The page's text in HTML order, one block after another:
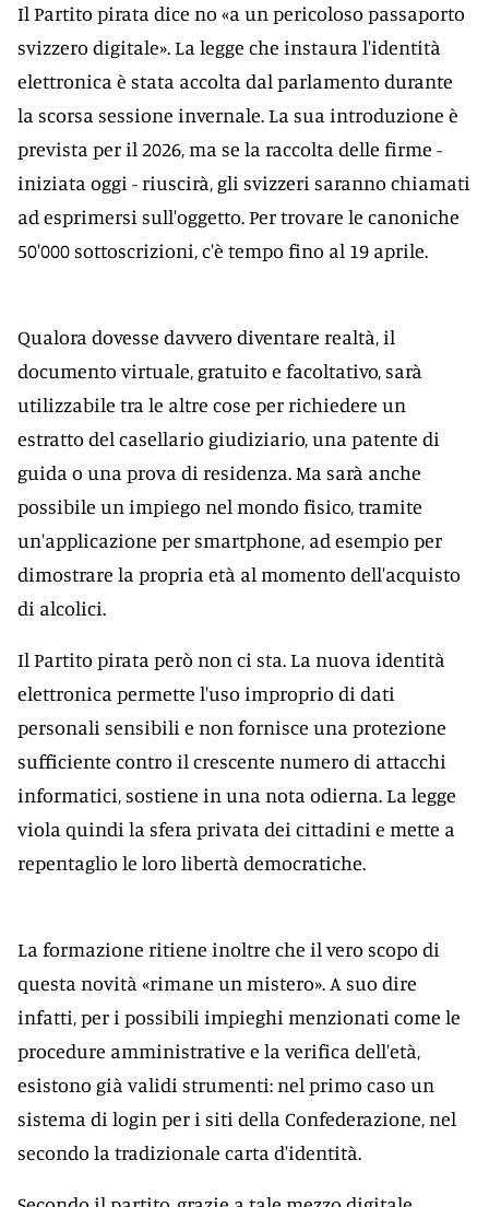
Il Partito pirata dice no «a un pericoloso passaporto
svizzero digitale». La legge che instaura l'identità
elettronica è stata accolta dal parlamento durante
la scorsa sessione invernale. La sua introduzione è
prevista per il 2026, ma se la raccolta delle firme -
iniziata oggi - riuscirà, gli svizzeri saranno chiamati
ad esprimersi sull'oggetto. Per trovare le canoniche
50'000 sottoscrizioni, c'è tempo fino al 19 aprile.
Qualora dovesse davvero diventare realtà, il
documento virtuale, gratuito e facoltativo, sarà
utilizzabile tra le altre cose per richiedere un
estratto del casellario giudiziario, una patente di
guida o una prova di residenza. Ma sarà anche
possibile un impiego nel mondo fisico, tramite
un'applicazione per smartphone, ad esempio per
dimostrare la propria età al momento dell'acquisto
di alcolici.
Il Partito pirata però non ci sta. La nuova identità
elettronica permette l'uso improprio di dati
personali sensibili e non fornisce una protezione
sufficiente contro il crescente numero di attacchi
informatici, sostiene in una nota odierna. La legge
viola quindi la sfera privata dei cittadini e mette a
repentaglio le loro libertà democratiche.
La formazione ritiene inoltre che il vero scopo di
questa novità «rimane un mistero». A suo dire
infatti, per i possibili impieghi menzionati come le
procedure amministrative e la verifica dell'età,
esistono già validi strumenti: nel primo caso un
sistema di login per i siti della Confederazione, nel
secondo la tradizionale carta d'identità.